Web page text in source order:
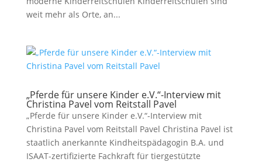
weit mehr als Orte, an...
„Pferde für unsere Kinder e.V.“-Interview mit
Christina Pavel vom Reitstall Pavel
„Pferde für unsere Kinder e.V.“-Interview mit
Christina Pavel vom Reitstall Pavel Christina Pavel ist
staatlich anerkannte Kindheitspädagogin B.A. und
ISAAT-zertifizierte Fachkraft für tiergestützte